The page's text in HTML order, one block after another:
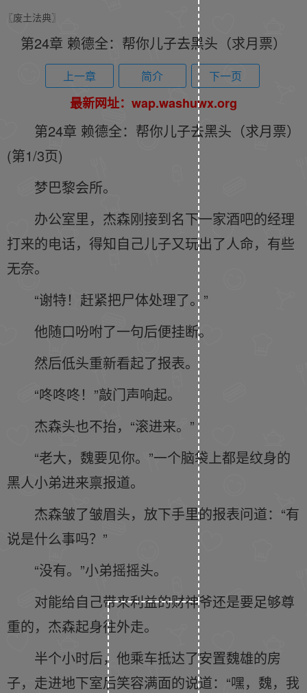
〖废土法典〗
第24章 赖德全：帮你儿子去黑头（求月票）
上一章 简介 下一页
最新网址：wap.washuwx.org
第24章 赖德全：帮你儿子去黑头（求月票）
(第1/3页)
梦巴黎会所。
办公室里，杰森刚接到名下一家酒吧的经理
打来的电话，得知自己儿子又玩出了人命，有些
无奈。
“谢特！赶紧把尸体处理了。”
他随口吩咐了一句后便挂断。
然后低头重新看起了报表。
“咚咚咚！”敲门声响起。
杰森头也不抬，“滚进来。”
“老大，魏要见你。”一个脑袋上都是纹身的
黑人小弟进来禀报道。
杰森皱了皱眉头，放下手里的报表问道：“有
说是什么事吗？”
“没有。”小弟摇摇头。
对能给自己带来利益的财神爷还是要足够尊
重的，杰森起身往外走。
半个小时后，他乘车抵达了安置魏雄的房
子，走进地下室后笑容满面的说道：“嘿，魏，我